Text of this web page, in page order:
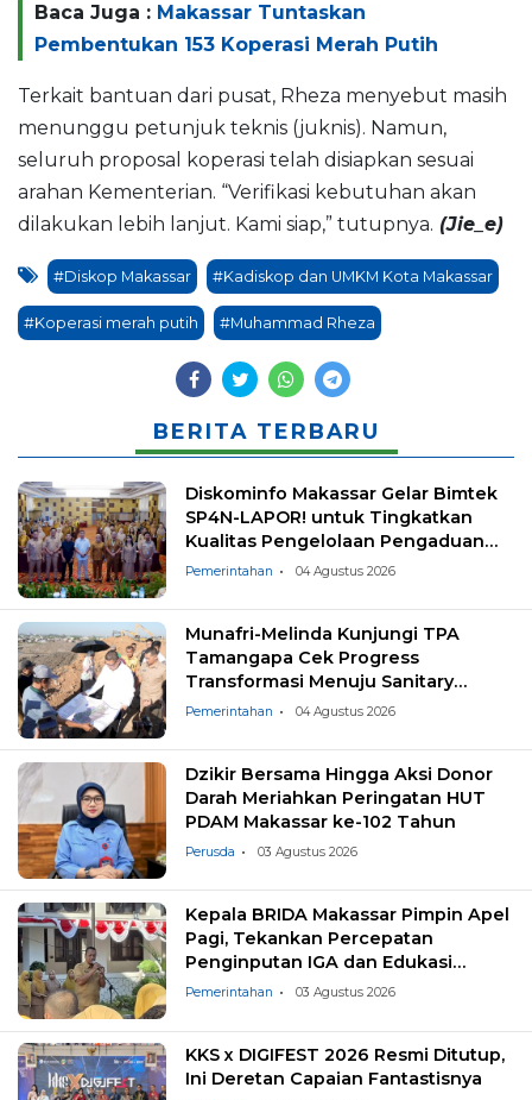
Baca Juga : Makassar Tuntaskan
Pembentukan 153 Koperasi Merah Putih
Terkait bantuan dari pusat, Rheza menyebut masih
menunggu petunjuk teknis (juknis). Namun,
seluruh proposal koperasi telah disiapkan sesuai
arahan Kementerian. “Verifikasi kebutuhan akan
dilakukan lebih lanjut. Kami siap,” tutupnya. (Jie_e)
#Diskop Makassar #Kadiskop dan UMKM Kota Makassar
#Koperasi merah putih #Muhammad Rheza
BERITA TERBARU
Diskominfo Makassar Gelar Bimtek
SP4N-LAPOR! untuk Tingkatkan
Kualitas Pengelolaan Pengaduan
Masyarakat
Pemerintahan 04 Agustus 2026
Munafri-Melinda Kunjungi TPA
Tamangapa Cek Progress
Transformasi Menuju Sanitary
Landfill
Pemerintahan 04 Agustus 2026
Dzikir Bersama Hingga Aksi Donor
Darah Meriahkan Peringatan HUT
PDAM Makassar ke-102 Tahun
Perusda 03 Agustus 2026
Kepala BRIDA Makassar Pimpin Apel
Pagi, Tekankan Percepatan
Penginputan IGA dan Edukasi
Pemilahan Sampah
Pemerintahan 03 Agustus 2026
KKS x DIGIFEST 2026 Resmi Ditutup,
Ini Deretan Capaian Fantastisnya